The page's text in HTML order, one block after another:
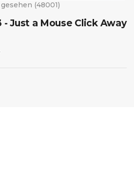
gesehen (48001)
- Just a Mouse Click Away